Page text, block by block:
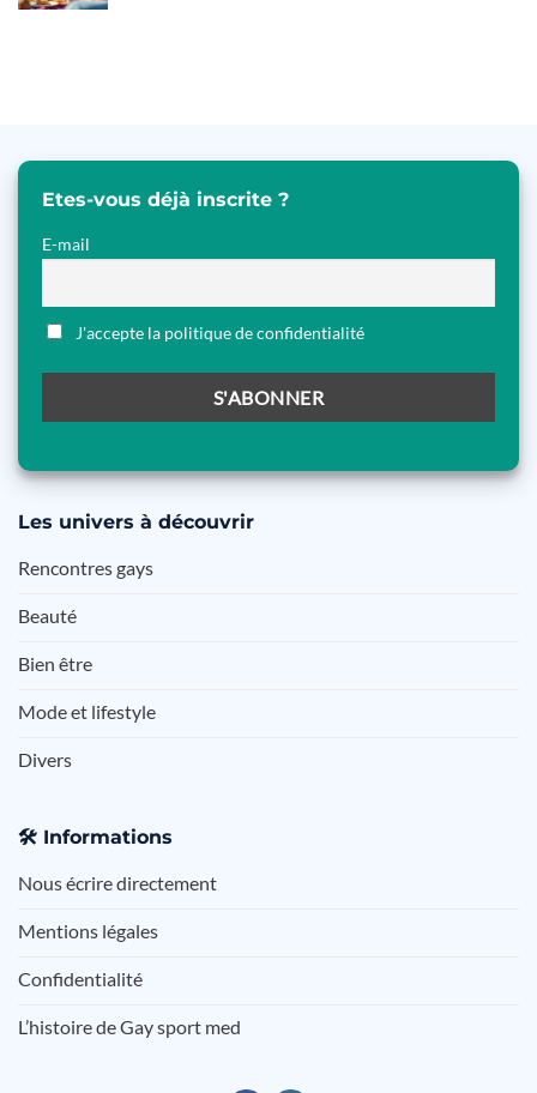
Etes-vous déjà inscrite ?
E-mail
J'accepte la politique de confidentialité
Les univers à découvrir
Rencontres gays
Beauté
Bien être
Mode et lifestyle
Divers
🛠️ Informations
Nous écrire directement
Mentions légales
Confidentialité
L’histoire de Gay sport med